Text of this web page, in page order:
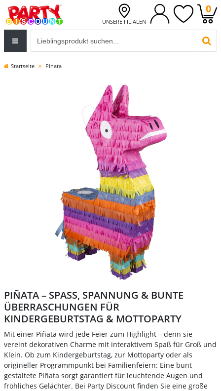
UNSERE FILIALEN
0
Startseite Pinata
PIÑATA – SPASS, SPANNUNG & BUNTE Ü
BERRASCHUNGEN FÜR K
INDERGEBURTSTAG & MOTTOPARTY
Mit einer Piñata wird jede Feier zum Highlight – denn sie
vereint dekorativen Charme mit interaktivem Spaß für Groß und
Klein. Ob zum Kindergeburtstag, zur Mottoparty oder als
origineller Programmpunkt bei Familienfeiern: Eine bunt
gestaltete Piñata sorgt garantiert für leuchtende Augen und
fröhliches Gelächter. Bei Party Discount finden Sie eine große